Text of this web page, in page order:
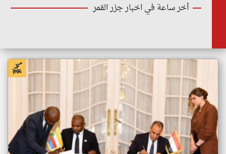
أخر ساعة في اخبار جزر القمر